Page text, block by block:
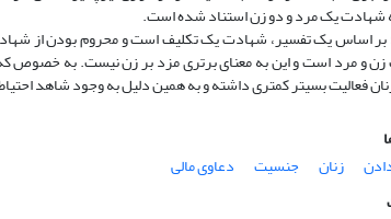
شهادت یک مرد و دو زن استناد شده است.
بر اساس یک تفسیر، شهادت یک تکلیف است و محروم بودن از
فعالیت بسیتر کمتری داشته و به همین دلیل به وجود شاهد
زنان جنسیت
دعاوی مالی